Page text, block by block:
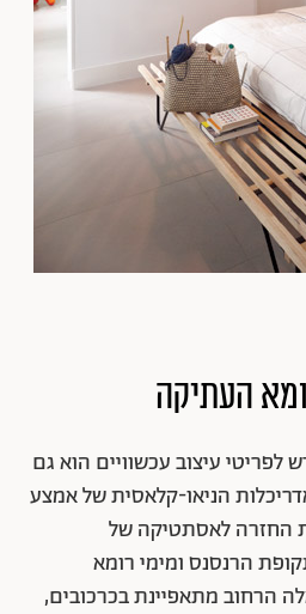
העתיקה
עיצוב עכשוויים הוא גם
הניאו-קלאסית של אמצע
את החזרה לאסתטיקה של
הרנסנס ומימי רומא
הרחוב מתאפיינת בכרכובים,